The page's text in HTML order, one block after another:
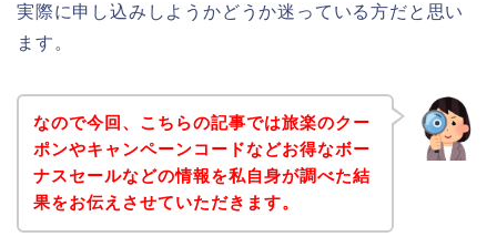
実際に申し込みしようかどうか迷っている方だと思い
ます。
なので今回、こちらの記事では旅楽のクー
ポンやキャンペーンコードなどお得なボー
ナスセールなどの情報を私自身が調べた結
果をお伝えさせていただきます。